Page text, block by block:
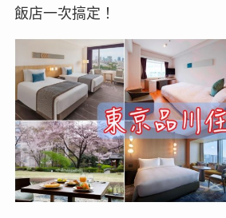
飯店一次搞定！